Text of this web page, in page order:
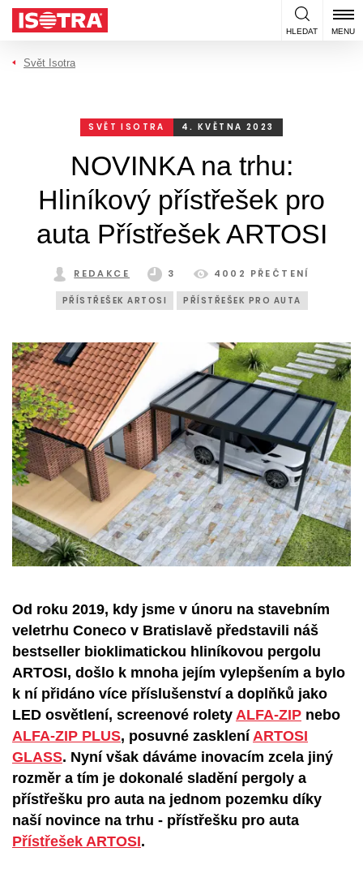
Přeskočit na obsah
HLEDAT MENU
Svět Isotra
SVĚT ISOTRA 4. KVĚTNA 2023
NOVINKA na trhu:
Hliníkový přístřešek pro
auta Přístřešek ARTOSI
REDAKCE 3 4002 PŘEČTENÍ
PŘÍSTŘEŠEK ARTOSI PŘÍSTŘEŠEK PRO AUTA
Od roku 2019, kdy jsme v únoru na stavebním
veletrhu Coneco v Bratislavě představili náš
bestseller bioklimatickou hliníkovou pergolu
ARTOSI, došlo k mnoha jejím vylepšením a bylo
k ní přidáno více příslušenství a doplňků jako
LED osvětlení, screenové rolety ALFA-ZIP nebo
ALFA-ZIP PLUS, posuvné zasklení ARTOSI
GLASS. Nyní však dáváme inovacím zcela jiný
rozměr a tím je dokonalé sladění pergoly a
přístřešku pro auta na jednom pozemku díky
naší novince na trhu - přístřešku pro auta
Přístřešek ARTOSI.